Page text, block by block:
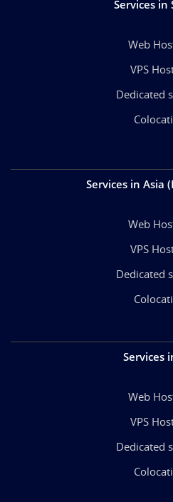
Services in
Web
VPS
Dedicated
Services in Asia
Web
VPS
Dedicated
Services
Web
VPS
Dedicated